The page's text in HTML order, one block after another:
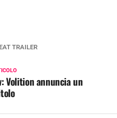
TRAILER
Volition annuncia un